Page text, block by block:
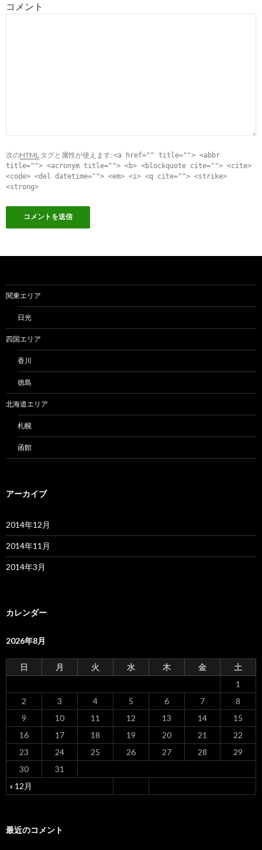
コメント
次のHTML タグと属性が使えます: <a href="" title=""> <abbr
title=""> <acronym title=""> <b> <blockquote cite=""> <cite>
<code> <del datetime=""> <em> <i> <q cite=""> <strike>
<strong>
関東エリア
日光
四国エリア
香川
徳島
北海道エリア
札幌
函館
アーカイブ
2014年12月
2014年11月
2014年3月
カレンダー
2026年8月
日 月 火 水 木 金 土
« 12月
1
2
3 4 5 6 7
8
9
10 11 12 13 14
15
16
17 18 19 20 21
22
23
24 25 26 27 28
29
30
31
最近のコメント